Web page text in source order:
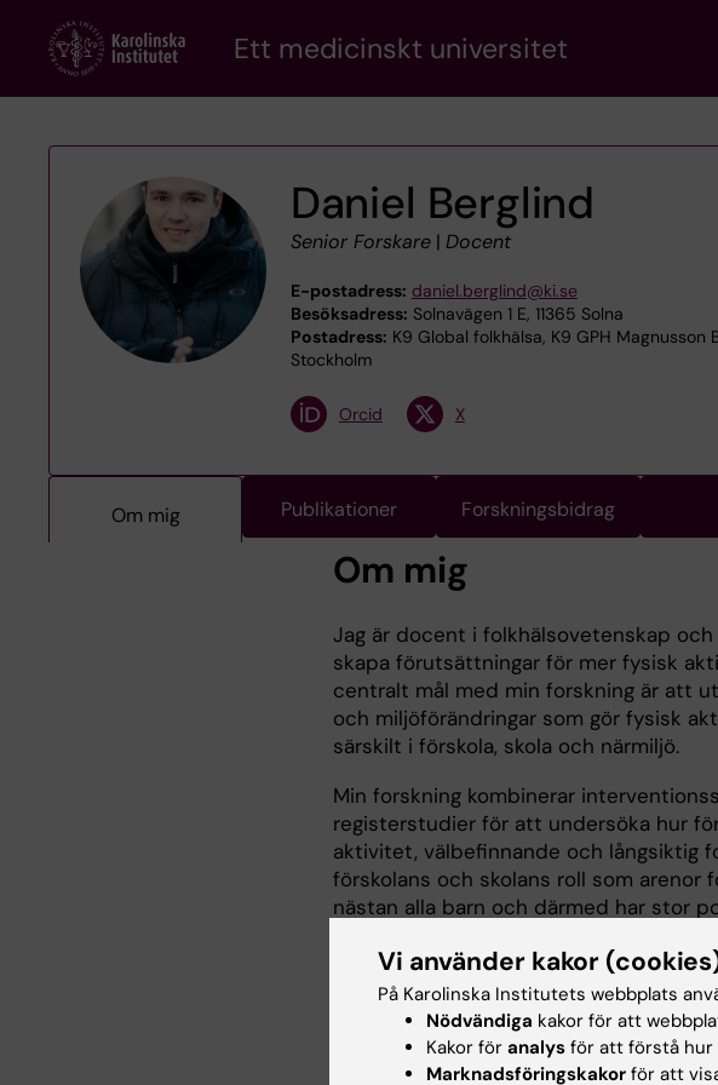
content
Ett medicinskt universitet
Daniel Berglind
Senior Forskare| Docent
E-postadress: daniel.berglind@ki.se
Besöksadress: Solnavägen 1 E, 11365 Solna
Postadress: K9 Global folkhälsa, K9 GPH Magnusson
Stockholm
Orcid X
Om mig Publikationer Forskningsbidrag
Om mig
Jag är docent i folkhälsovetenskap
skapa förutsättningar för mer fysisk
centralt mål med min forskning är att
och miljöförändringar som gör fysisk
särskilt i förskola, skola och närmiljö.
Min forskning kombinerar
registerstudier för att undersöka hur
aktivitet, välbefinnande och långsiktig
förskolans och skolans roll som arenor
nästan alla barn och därmed har stor
Exempel på pågående forskningsprojekt
Fysisk aktivitet i förskolan
En randomiserad kontrollerad studie i
undersöker effekterna av att
Vi använder kakor
På Karolinska Institutets webbplats
Nödvändiga kakor för att
Kakor för analys för att förstå hur
Marknadsföringskakor för att